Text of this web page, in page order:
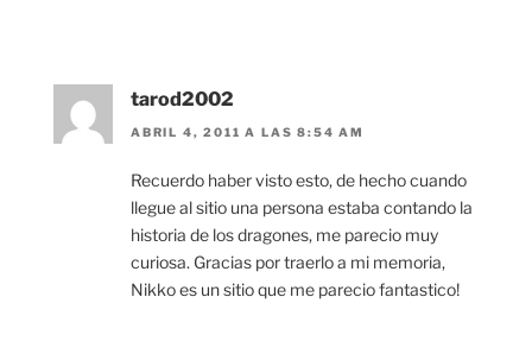
tarod2002
ABRIL 4, 2011 A LAS 8:54 AM
Recuerdo haber visto esto, de hecho cuando
llegue al sitio una persona estaba contando la
historia de los dragones, me parecio muy
curiosa. Gracias por traerlo a mi memoria,
Nikko es un sitio que me parecio fantastico!